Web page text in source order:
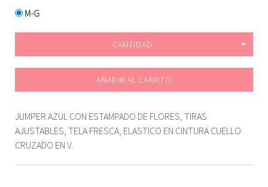
M-G
CANTIDAD
AÑADIR AL CARRITO
JUMPER AZUL CON ESTAMPADO DE FLORES, TIRAS
AJUSTABLES, TELA FRESCA, ELASTICO EN CINTURA CUELLO
CRUZADO EN V.